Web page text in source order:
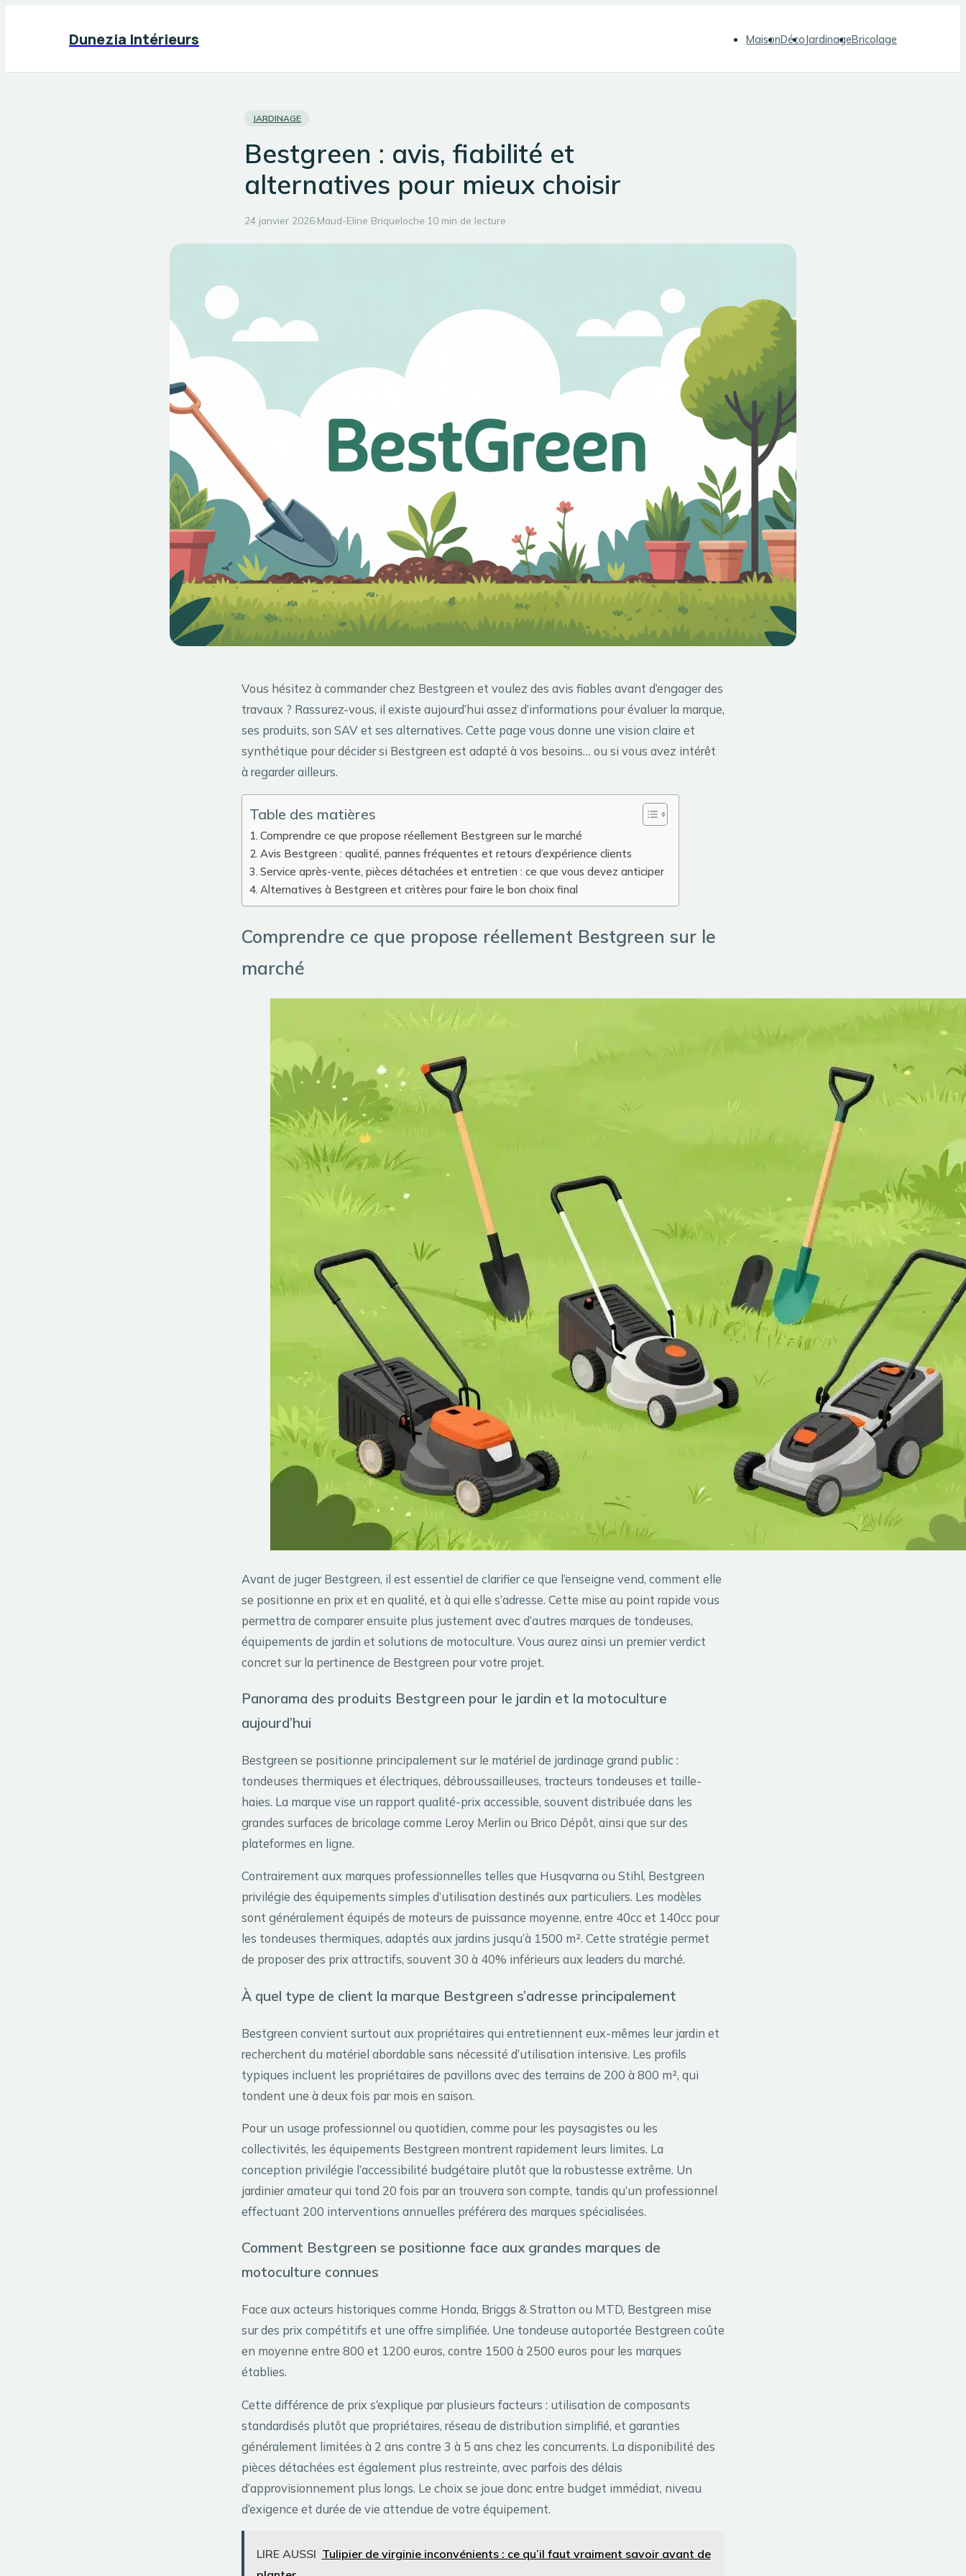
Dunezia Intérieurs MaisonDécoJardinageBricolage
JARDINAGE
Bestgreen : avis, fiabilité et
alternatives pour mieux choisir
24 janvier 2026·Maud-Eline Briqueloche·10 min de lecture
Vous hésitez à commander chez Bestgreen et voulez des avis fiables avant d’engager des
travaux ? Rassurez-vous, il existe aujourd’hui assez d’informations pour évaluer la marque,
ses produits, son SAV et ses alternatives. Cette page vous donne une vision claire et
synthétique pour décider si Bestgreen est adapté à vos besoins… ou si vous avez intérêt
à regarder ailleurs.
Table des matières
Comprendre ce que propose réellement Bestgreen sur le marché
Avis Bestgreen : qualité, pannes fréquentes et retours d’expérience clients
Service après-vente, pièces détachées et entretien : ce que vous devez anticiper
Alternatives à Bestgreen et critères pour faire le bon choix final
Comprendre ce que propose réellement Bestgreen sur le
marché
Avant de juger Bestgreen, il est essentiel de clarifier ce que l’enseigne vend, comment elle
se positionne en prix et en qualité, et à qui elle s’adresse. Cette mise au point rapide vous
permettra de comparer ensuite plus justement avec d’autres marques de tondeuses,
équipements de jardin et solutions de motoculture. Vous aurez ainsi un premier verdict
concret sur la pertinence de Bestgreen pour votre projet.
Panorama des produits Bestgreen pour le jardin et la motoculture
aujourd’hui
Bestgreen se positionne principalement sur le matériel de jardinage grand public :
tondeuses thermiques et électriques, débroussailleuses, tracteurs tondeuses et taille-
haies. La marque vise un rapport qualité-prix accessible, souvent distribuée dans les
grandes surfaces de bricolage comme Leroy Merlin ou Brico Dépôt, ainsi que sur des
plateformes en ligne.
Contrairement aux marques professionnelles telles que Husqvarna ou Stihl, Bestgreen
privilégie des équipements simples d’utilisation destinés aux particuliers. Les modèles
sont généralement équipés de moteurs de puissance moyenne, entre 40cc et 140cc pour
les tondeuses thermiques, adaptés aux jardins jusqu’à 1500 m². Cette stratégie permet
de proposer des prix attractifs, souvent 30 à 40% inférieurs aux leaders du marché.
À quel type de client la marque Bestgreen s’adresse principalement
Bestgreen convient surtout aux propriétaires qui entretiennent eux-mêmes leur jardin et
recherchent du matériel abordable sans nécessité d’utilisation intensive. Les profils
typiques incluent les propriétaires de pavillons avec des terrains de 200 à 800 m², qui
tondent une à deux fois par mois en saison.
Pour un usage professionnel ou quotidien, comme pour les paysagistes ou les
collectivités, les équipements Bestgreen montrent rapidement leurs limites. La
conception privilégie l’accessibilité budgétaire plutôt que la robustesse extrême. Un
jardinier amateur qui tond 20 fois par an trouvera son compte, tandis qu’un professionnel
effectuant 200 interventions annuelles préférera des marques spécialisées.
Comment Bestgreen se positionne face aux grandes marques de
motoculture connues
Face aux acteurs historiques comme Honda, Briggs & Stratton ou MTD, Bestgreen mise
sur des prix compétitifs et une offre simplifiée. Une tondeuse autoportée Bestgreen coûte
en moyenne entre 800 et 1200 euros, contre 1500 à 2500 euros pour les marques
établies.
Cette différence de prix s’explique par plusieurs facteurs : utilisation de composants
standardisés plutôt que propriétaires, réseau de distribution simplifié, et garanties
généralement limitées à 2 ans contre 3 à 5 ans chez les concurrents. La disponibilité des
pièces détachées est également plus restreinte, avec parfois des délais
d’approvisionnement plus longs. Le choix se joue donc entre budget immédiat, niveau
d’exigence et durée de vie attendue de votre équipement.
LIRE AUSSI Tulipier de virginie inconvénients : ce qu’il faut vraiment savoir avant de